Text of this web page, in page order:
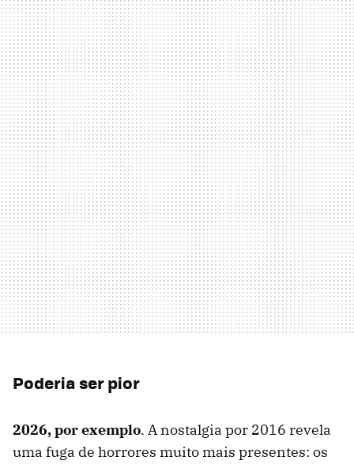
Poderia ser pior
2026, por exemplo. A nostalgia por 2016 revela
uma fuga de horrores muito mais presentes: os